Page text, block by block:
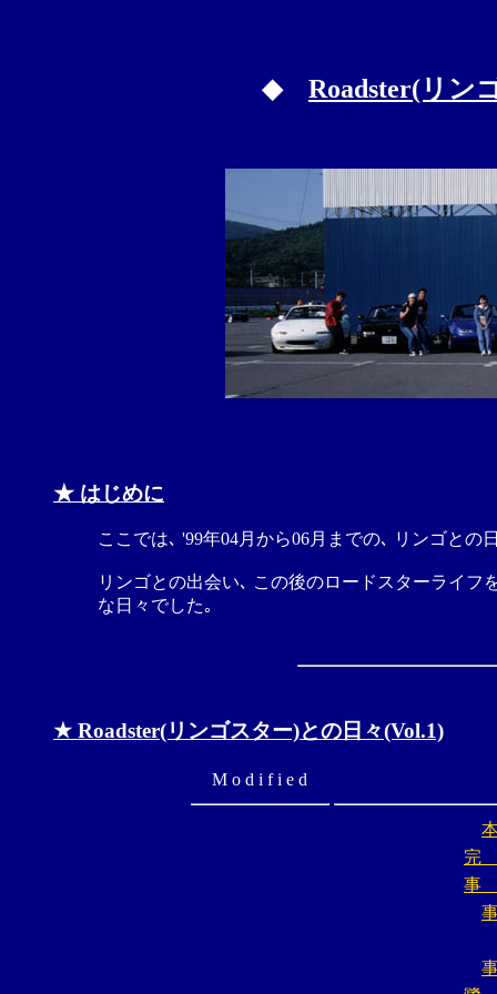
◆ Roadster(リン
★ はじめに
ここでは､ '99年04月から06月までの､ リンゴとの
リンゴとの出会い､ この後のロードスターライフ
な日々でした｡
★ Roadster(リンゴスター)との日々(Vol.1)
M o d i f i e d
完
事